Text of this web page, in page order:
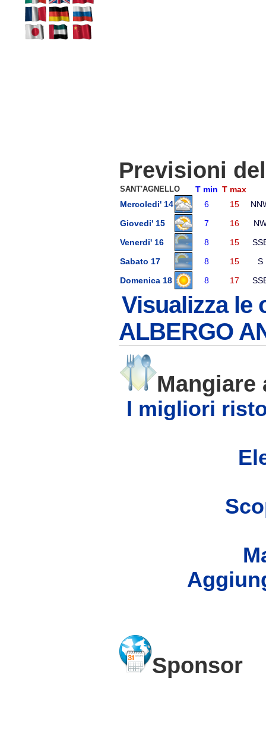
Previsioni
SANT'AGNELLO T min T max
Mercoledi' 14
6 15
Giovedi' 15
7 16
Venerdi' 16
8 15
Sabato 17
8 15
S
Domenica 18
8 17
Visualizza le
ALBERGO
Mangiare
I migliori
Sponsor